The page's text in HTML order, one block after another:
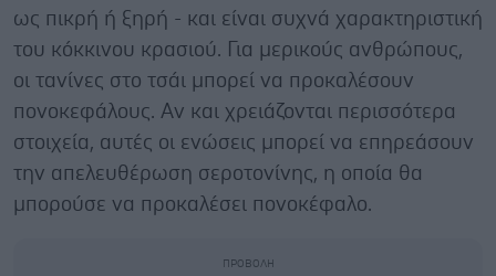
ως πικρή ή ξηρή - και είναι συχνά χαρακτηριστική
του κόκκινου κρασιού. Για μερικούς ανθρώπους,
οι τανίνες στο τσάι μπορεί να προκαλέσουν
πονοκεφάλους. Αν και χρειάζονται περισσότερα
στοιχεία, αυτές οι ενώσεις μπορεί να επηρεάσουν
την απελευθέρωση σεροτονίνης, η οποία θα
μπορούσε να προκαλέσει πονοκέφαλο.